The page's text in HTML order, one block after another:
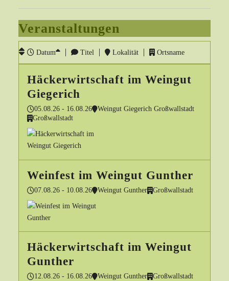
Veranstaltungen
Datum Titel Lokalität Ortsname
Häckerwirtschaft im Weingut
Giegerich
05.08.26 - 16.08.26
Weingut Giegerich Großwallstadt
Großwallstadt
Weinfest im Weingut Gunther
07.08.26 - 10.08.26 Weingut Gunther Großwallstadt
Häckerwirtschaft im Weingut
Gunther
12.08.26 - 16.08.26 Weingut Gunther Großwallstadt